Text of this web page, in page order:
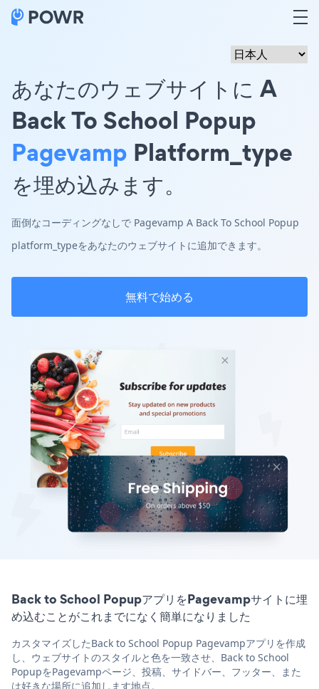
あなたのウェブサイトに A
Back To School Popup
Pagevamp Platform_type
を埋め込みます。
面倒なコーディングなしで Pagevamp A Back To School Popup
platform_typeをあなたのウェブサイトに追加できます。
無料で始める
Back to School PopupアプリをPagevampサイトに埋
め込むことがこれまでになく簡単になりました
カスタマイズしたBack to School Popup Pagevampアプリを作成
し、ウェブサイトのスタイルと色を一致させ、Back to School
PopupをPagevampページ、投稿、サイドバー、フッター、また
は好きな場所に追加します地点。